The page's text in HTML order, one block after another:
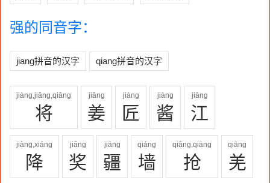
强的同音字：
jiang拼音的汉字 qiang拼音的汉字
jiàng,jiāng,qiāng
将
jiāng
姜
jiàng
匠
jiàng
酱
jiāng
江
jiàng,xiáng
降
jiǎng
奖
jiāng
疆
qiáng
墙
qiǎng,qiāng
抢
qiāng
羌